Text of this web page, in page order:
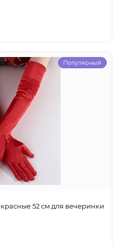
Популярный
52 см для вечеринки